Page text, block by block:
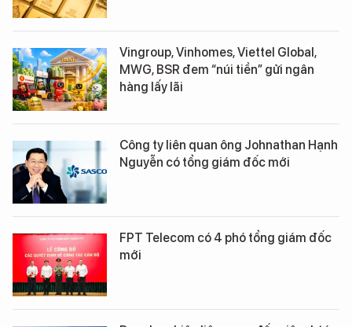
Vingroup, Vinhomes, Viettel Global,
MWG, BSR đem “núi tiền” gửi ngân
hàng lấy lãi
Công ty liên quan ông Johnathan Hạnh
Nguyễn có tổng giám đốc mới
FPT Telecom có 4 phó tổng giám đốc
mới